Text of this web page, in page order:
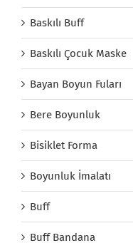
Baskılı Buff
Baskılı Çocuk Maske
Bayan Boyun Fuları
Bere Boyunluk
Bisiklet Forma
Boyunluk İmalatı
Buff
Buff Bandana